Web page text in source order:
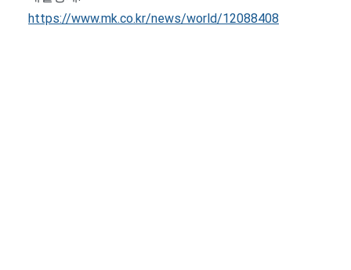
https://www.mk.co.kr/news/world/12088408